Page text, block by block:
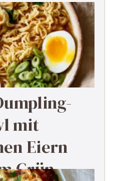
mit
Eiern
Grün